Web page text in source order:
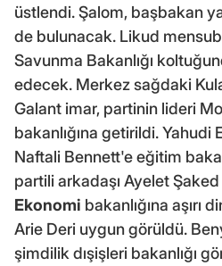
üstlendi. Şalom, başbakan
de bulunacak. Likud
Savunma Bakanlığı
edecek. Merkez sağdaki
Galant imar, partinin lideri
bakanlığına getirildi.
Naftali Bennett'e eğitim
partili arkadaşı Ayelet
Ekonomi bakanlığına aşırı
Arie Deri uygun görüldü.
şimdilik dışişleri bakanlığı